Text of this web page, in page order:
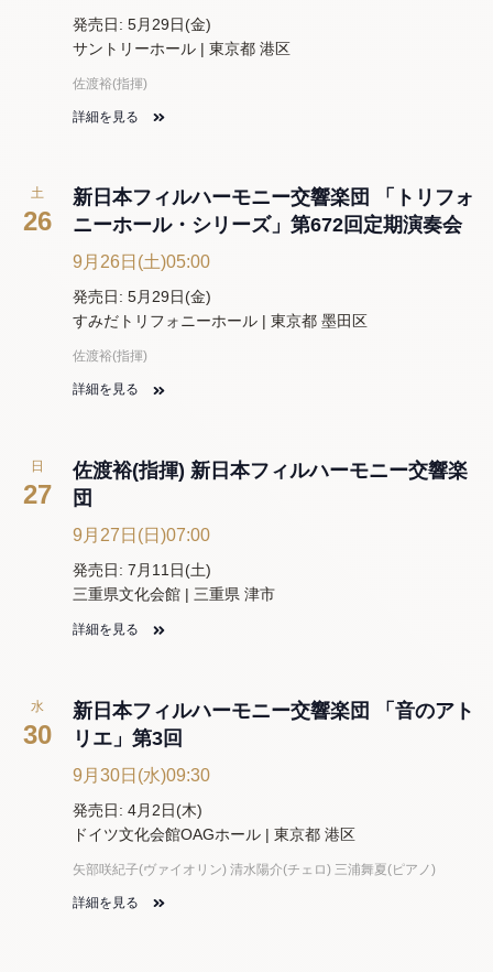
発売日: 5月29日(金)
サントリーホール | 東京都 港区
佐渡裕(指揮)
詳細を見る
土
26
新日本フィルハーモニー交響楽団 「トリフォ
ニーホール・シリーズ」第672回定期演奏会
9月26日(土)05:00
発売日: 5月29日(金)
すみだトリフォニーホール | 東京都 墨田区
佐渡裕(指揮)
詳細を見る
日
27
佐渡裕(指揮) 新日本フィルハーモニー交響楽
団
9月27日(日)07:00
発売日: 7月11日(土)
三重県文化会館 | 三重県 津市
詳細を見る
水
30
新日本フィルハーモニー交響楽団 「音のアト
リエ」第3回
9月30日(水)09:30
発売日: 4月2日(木)
ドイツ文化会館OAGホール | 東京都 港区
矢部咲紀子(ヴァイオリン) 清水陽介(チェロ) 三浦舞夏(ピアノ)
詳細を見る